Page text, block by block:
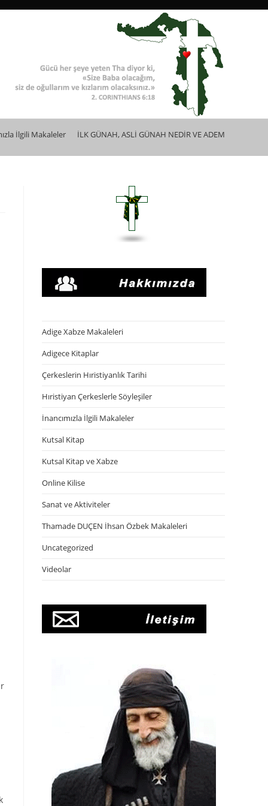
İlgili Makaleler İLK GÜNAH, ASLİ GÜNAH NEDİR VE ADEM
Adige Xabze Makaleleri
Adigece Kitaplar
Çerkeslerin Hıristiyanlık Tarihi
Hıristiyan Çerkeslerle Söyleşiler
İnancımızla İlgili Makaleler
Kutsal Kitap
Kutsal Kitap ve Xabze
Online Kilise
Sanat ve Aktiviteler
Thamade DUÇEN İhsan Özbek Makaleleri
Uncategorized
Videolar